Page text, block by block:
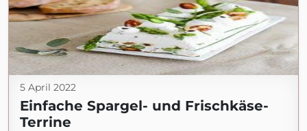
5 April 2022
Einfache Spargel- und Frischkäse-
Terrine